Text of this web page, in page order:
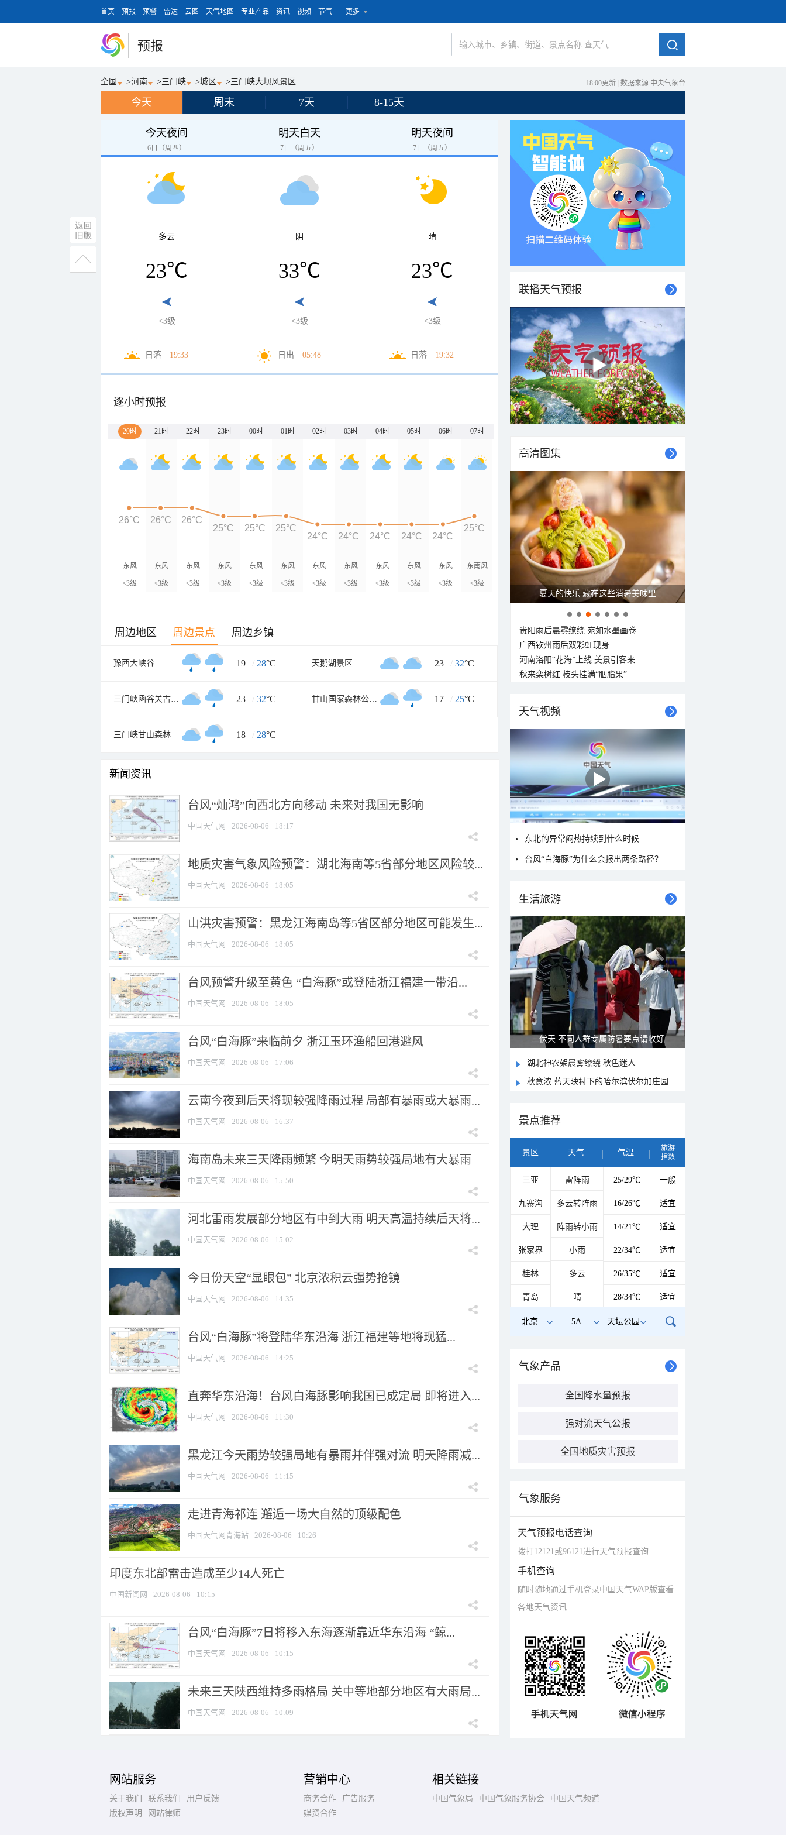
首页 预报 预警 雷达 云图 天气地图 专业产品 资讯 视频 节气 更多
预报
全国 >河南 >三门峡 >城区 >三门峡大坝风景区 18:00更新 数据来源 中央气象台
今天 周末 7天 8-15天
今天夜间
6日（周四）
多云
23℃
<3级
日落 19:33
明天白天
7日（周五）
阴
33℃
<3级
日出 05:48
明天夜间
7日（周五）
晴
23℃
<3级
日落 19:32
逐小时预报
20时 21时 22时 23时 00时 01时 02时 03时 04时 05时 06时 07时
东风
<3级
东风
<3级
东风
<3级
东风
<3级
东风
<3级
东风
<3级
东风
<3级
东风
<3级
东风
<3级
东风
<3级
东风
<3级
东南风
<3级
26°C 26°C
26°C
25°C
25°C
25°C
24°C
24°C 24°C 24°C 24°C
25°C
周边地区 周边景点 周边乡镇
豫西大峡谷 19 / 28°C 天鹅湖景区 23 / 32°C
三门峡函谷关古文化旅游区 23 / 32°C 甘山国家森林公园南门 17 / 25°C
三门峡甘山森林公园 18 / 28°C
新闻资讯
台风“灿鸿”向西北方向移动 未来对我国无影响
中国天气网 2026-08-06 18:17
地质灾害气象风险预警：湖北海南等5省部分地区风险较...
中国天气网 2026-08-06 18:05
山洪灾害预警：黑龙江海南岛等5省区部分地区可能发生...
中国天气网 2026-08-06 18:05
台风预警升级至黄色 “白海豚”或登陆浙江福建一带沿...
中国天气网 2026-08-06 18:05
台风“白海豚”来临前夕 浙江玉环渔船回港避风
中国天气网 2026-08-06 17:06
云南今夜到后天将现较强降雨过程 局部有暴雨或大暴雨...
中国天气网 2026-08-06 16:37
海南岛未来三天降雨频繁 今明天雨势较强局地有大暴雨
中国天气网 2026-08-06 15:50
河北雷雨发展部分地区有中到大雨 明天高温持续后天将...
中国天气网 2026-08-06 15:02
今日份天空“显眼包” 北京浓积云强势抢镜
中国天气网 2026-08-06 14:35
台风“白海豚”将登陆华东沿海 浙江福建等地将现猛...
中国天气网 2026-08-06 14:25
直奔华东沿海！台风白海豚影响我国已成定局 即将进入...
中国天气网 2026-08-06 11:30
黑龙江今天雨势较强局地有暴雨并伴强对流 明天降雨减...
中国天气网 2026-08-06 11:15
走进青海祁连 邂逅一场大自然的顶级配色
中国天气网青海站 2026-08-06 10:26
印度东北部雷击造成至少14人死亡
中国新闻网 2026-08-06 10:15
台风“白海豚”7日将移入东海逐渐靠近华东沿海 “鲸...
中国天气网 2026-08-06 10:15
未来三天陕西维持多雨格局 关中等地部分地区有大雨局...
中国天气网 2026-08-06 10:09
联播天气预报
高清图集
夏天的快乐 藏在这些消暑美味里
贵阳雨后晨雾缭绕 宛如水墨画卷
广西钦州雨后双彩虹现身
河南洛阳“花海”上线 美景引客来
秋来栾树红 枝头挂满“胭脂果”
天气视频
东北的异常闷热持续到什么时候
台风“白海豚”为什么会报出两条路径？
生活旅游
三伏天 不同人群专属防暑要点请收好
湖北神农架晨雾缭绕 秋色迷人
秋意浓 蓝天映衬下的哈尔滨伏尔加庄园
景点推荐
景区 天气 气温
旅游
指数
三亚 雷阵雨 25/29℃ 一般
九寨沟 多云转阵雨 16/26℃ 适宜
大理 阵雨转小雨 14/21℃ 适宜
张家界 小雨 22/34℃ 适宜
桂林 多云 26/35℃ 适宜
青岛 晴 28/34℃ 适宜
北京 5A 天坛公园
气象产品
全国降水量预报
强对流天气公报
全国地质灾害预报
气象服务
天气预报电话查询
拨打12121或96121进行天气预报查询
手机查询
随时随地通过手机登录中国天气WAP版查看
各地天气资讯
网站服务
关于我们 联系我们
用户反馈
版权声明
网站律师
营销中心
商务合作
广告服务
媒资合作
相关链接
中国气象局 中国气象服务协会 中国天气频道